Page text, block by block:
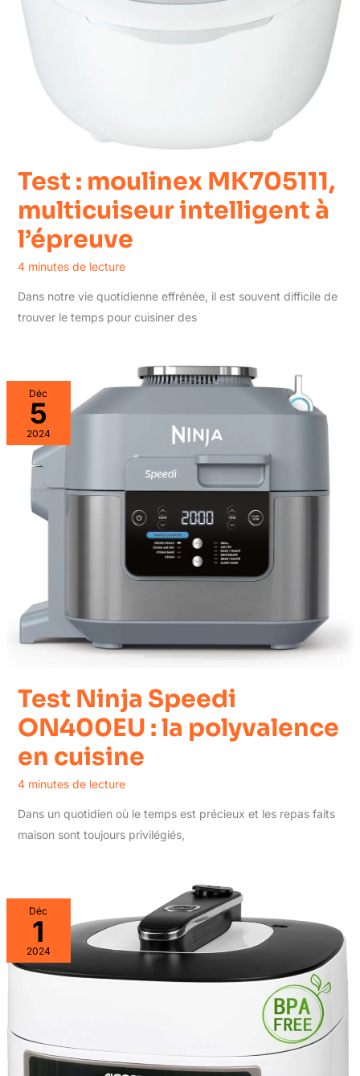
Test : moulinex MK705111,
multicuiseur intelligent à
l’épreuve
4 minutes de lecture
Dans notre vie quotidienne effrénée, il est souvent difficile de
trouver le temps pour cuisiner des
Déc
5
2024
Test Ninja Speedi
ON400EU : la polyvalence
en cuisine
4 minutes de lecture
Dans un quotidien où le temps est précieux et les repas faits
maison sont toujours privilégiés,
Déc
1
2024